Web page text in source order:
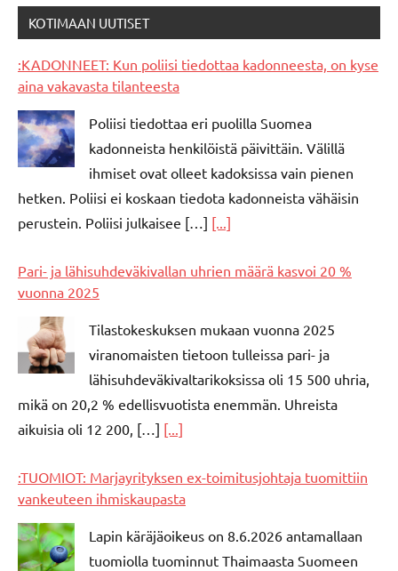
KOTIMAAN UUTISET
:KADONNEET: Kun poliisi tiedottaa kadonneesta, on kyse
aina vakavasta tilanteesta
Poliisi tiedottaa eri puolilla Suomea
kadonneista henkilöistä päivittäin. Välillä
ihmiset ovat olleet kadoksissa vain pienen
hetken. Poliisi ei koskaan tiedota kadonneista vähäisin
perustein. Poliisi julkaisee […] [...]
Pari- ja lähisuhdeväkivallan uhrien määrä kasvoi 20 %
vuonna 2025
Tilastokeskuksen mukaan vuonna 2025
viranomaisten tietoon tulleissa pari- ja
lähisuhdeväkivaltarikoksissa oli 15 500 uhria,
mikä on 20,2 % edellisvuotista enemmän. Uhreista
aikuisia oli 12 200, […] [...]
:TUOMIOT: Marjayrityksen ex-toimitusjohtaja tuomittiin
vankeuteen ihmiskaupasta
Lapin käräjäoikeus on 8.6.2026 antamallaan
tuomiolla tuominnut Thaimaasta Suomeen